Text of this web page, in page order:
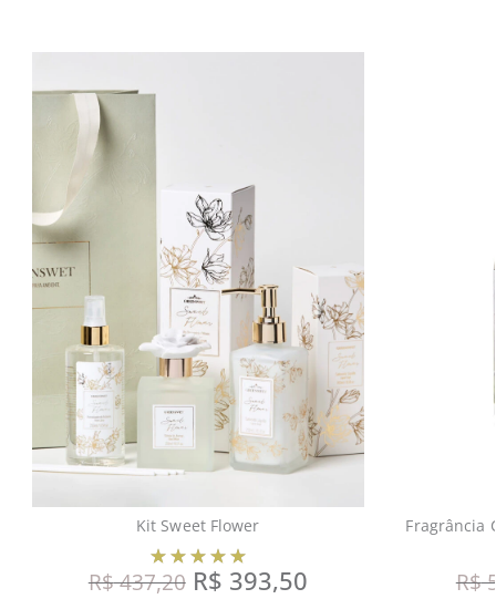
Kit Sweet Flower
R$437,20 R$ 393,50
Fragrância
R$